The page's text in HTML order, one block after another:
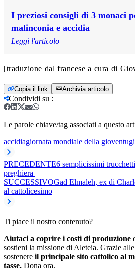
I preziosi consigli di 3 monaci
malinconia e accidia
Leggi l'articolo
[traduzione dal francese a cura di
Copia il link Archivia articolo
Condividi su :
Le parole chiave/tag associati a questo
accidiagiornata mondiale della gioventu
PRECEDENTE6 semplicissimi
preghiera
SUCCESSIVOGad Elmaleh, ex di
al cattolicesimo
Ti piace il nostro contenuto?
Aiutaci a coprire i costi di produzione
sostieni la missione di Aleteia. Grazie
sostenere il principale sito cattolico al
tasse. Dona ora.